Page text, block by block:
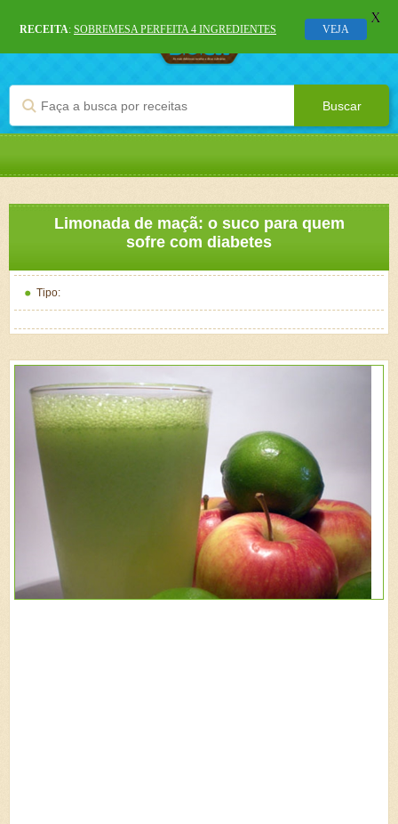
Limonada de maçã: o suco para quem
sofre com diabetes
Tipo:
RECEITA: SOBREMESA PERFEITA 4 INGREDIENTES VEJA
X